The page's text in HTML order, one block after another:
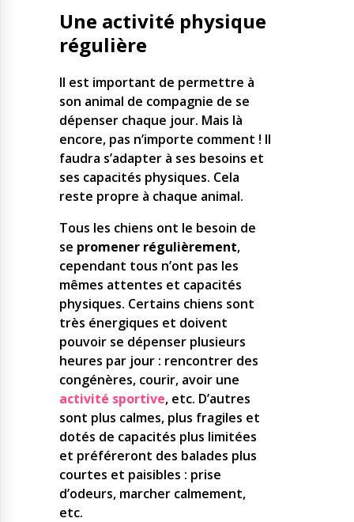
Une activité physique
régulière
Il est important de permettre à
son animal de compagnie de se
dépenser chaque jour. Mais là
encore, pas n’importe comment ! Il
faudra s’adapter à ses besoins et
ses capacités physiques. Cela
reste propre à chaque animal.
Tous les chiens ont le besoin de
se promener régulièrement,
cependant tous n’ont pas les
mêmes attentes et capacités
physiques. Certains chiens sont
très énergiques et doivent
pouvoir se dépenser plusieurs
heures par jour : rencontrer des
congénères, courir, avoir une
activité sportive, etc. D’autres
sont plus calmes, plus fragiles et
dotés de capacités plus limitées
et préféreront des balades plus
courtes et paisibles : prise
d’odeurs, marcher calmement,
etc.